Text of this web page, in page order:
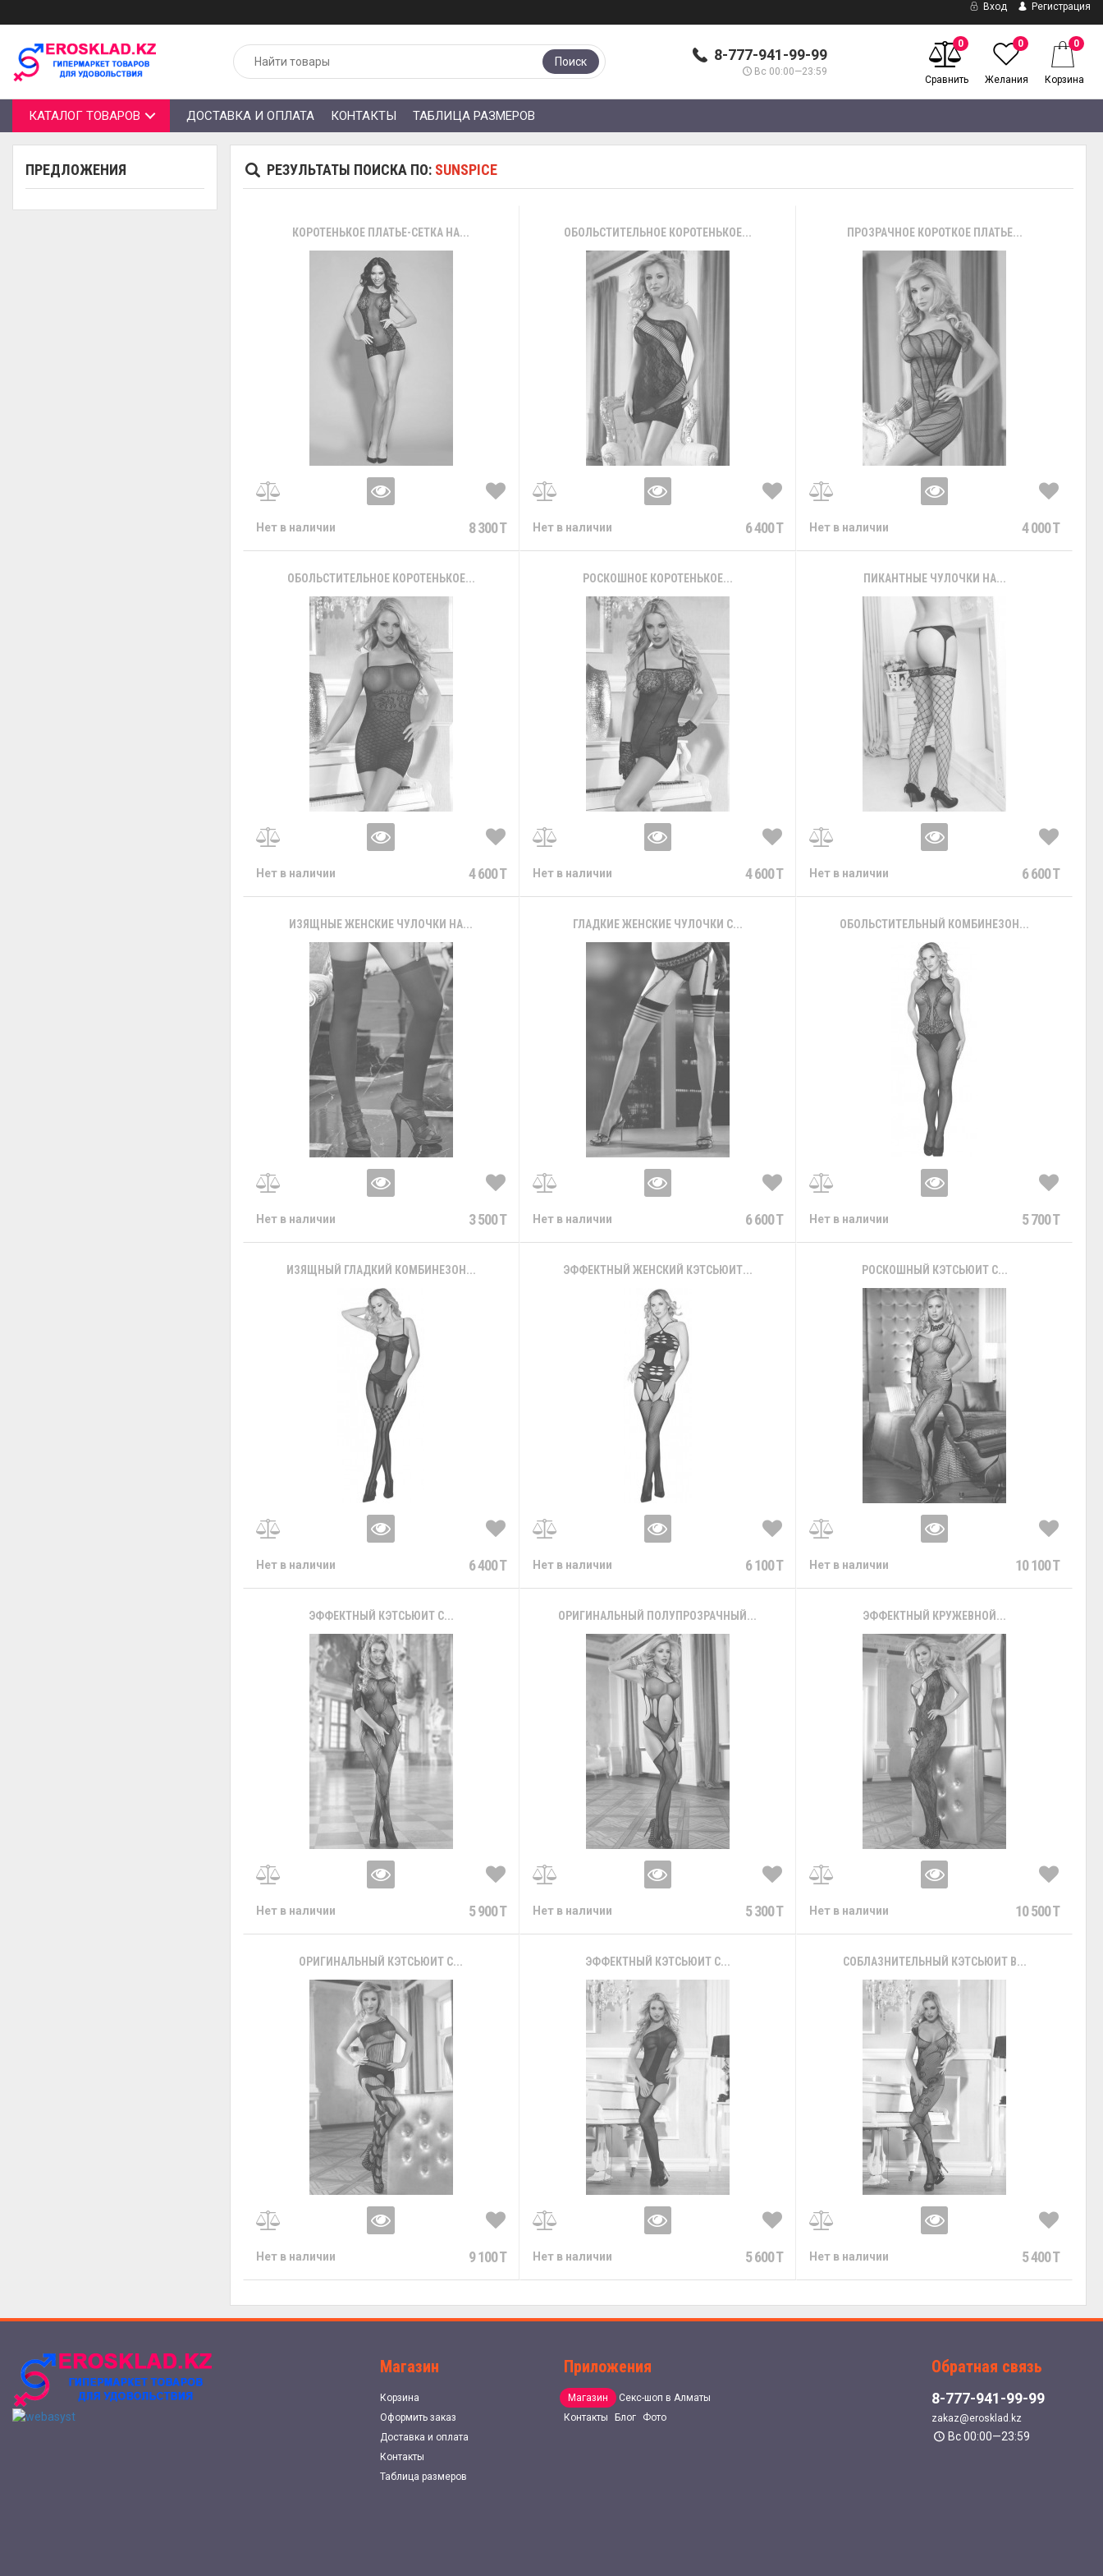
Вход Регистрация
8-777-941-99-99
Вс 00:00—23:59
Поиск
0
Сравнить
0
Желания
0
Корзина
КАТАЛОГ ТОВАРОВ ДОСТАВКА И ОПЛАТА КОНТАКТЫ ТАБЛИЦА РАЗМЕРОВ
ПРЕДЛОЖЕНИЯ РЕЗУЛЬТАТЫ ПОИСКА ПО: SUNSPICE
КОРОТЕНЬКОЕ ПЛАТЬЕ-СЕТКА НА...
Нет в наличии 8 300 T
ОБОЛЬСТИТЕЛЬНОЕ КОРОТЕНЬКОЕ...
Нет в наличии 6 400 T
ПРОЗРАЧНОЕ КОРОТКОЕ ПЛАТЬЕ...
Нет в наличии 4 000 T
ОБОЛЬСТИТЕЛЬНОЕ КОРОТЕНЬКОЕ...
Нет в наличии 4 600 T
РОСКОШНОЕ КОРОТЕНЬКОЕ...
Нет в наличии 4 600 T
ПИКАНТНЫЕ ЧУЛОЧКИ НА...
Нет в наличии 6 600 T
ИЗЯЩНЫЕ ЖЕНСКИЕ ЧУЛОЧКИ НА...
Нет в наличии 3 500 T
ГЛАДКИЕ ЖЕНСКИЕ ЧУЛОЧКИ С...
Нет в наличии 6 600 T
ОБОЛЬСТИТЕЛЬНЫЙ КОМБИНЕЗОН...
Нет в наличии 5 700 T
ИЗЯЩНЫЙ ГЛАДКИЙ КОМБИНЕЗОН...
Нет в наличии 6 400 T
ЭФФЕКТНЫЙ ЖЕНСКИЙ КЭТСЬЮИТ...
Нет в наличии 6 100 T
РОСКОШНЫЙ КЭТСЬЮИТ С...
Нет в наличии 10 100 T
ЭФФЕКТНЫЙ КЭТСЬЮИТ С...
Нет в наличии 5 900 T
ОРИГИНАЛЬНЫЙ ПОЛУПРОЗРАЧНЫЙ...
Нет в наличии 5 300 T
ЭФФЕКТНЫЙ КРУЖЕВНОЙ...
Нет в наличии 10 500 T
ОРИГИНАЛЬНЫЙ КЭТСЬЮИТ С...
Нет в наличии 9 100 T
ЭФФЕКТНЫЙ КЭТСЬЮИТ С...
Нет в наличии 5 600 T
СОБЛАЗНИТЕЛЬНЫЙ КЭТСЬЮИТ В...
Нет в наличии 5 400 T
Магазин
Корзина
Оформить заказ
Доставка и оплата
Контакты
Таблица размеров
Приложения
Магазин
Секс-шоп в Алматы
Контакты
Блог Фото
Обратная связь
8-777-941-99-99
zakaz@erosklad.kz
Вс 00:00—23:59